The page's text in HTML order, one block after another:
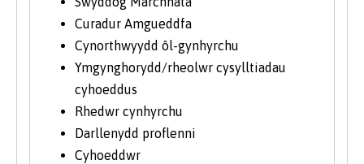
Curadur Amgueddfa
Cynorthwyydd ôl-gynhyrchu
Ymgynghorydd/rheolwr cysylltiadau
cyhoeddus
Rhedwr cynhyrchu
Darllenydd proflenni
Cyhoeddwr